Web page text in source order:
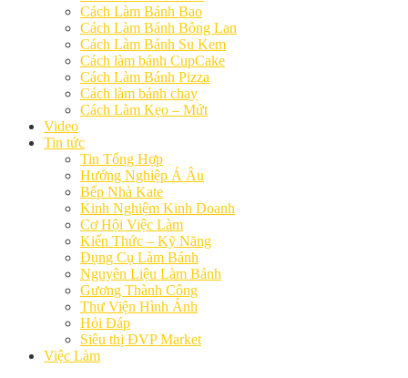
Cách Làm Bánh Bao
Cách Làm Bánh Bông Lan
Cách Làm Bánh Su Kem
Cách làm bánh CupCake
Cách Làm Bánh Pizza
Cách làm bánh chay
Cách Làm Kẹo – Mứt
Video
Tin tức
Tin Tổng Hợp
Hướng Nghiệp Á Âu
Bếp Nhà Kate
Kinh Nghiệm Kinh Doanh
Cơ Hội Việc Làm
Kiến Thức – Kỹ Năng
Dụng Cụ Làm Bánh
Nguyên Liệu Làm Bánh
Gương Thành Công
Thư Viện Hình Ảnh
Hỏi Đáp
Siêu thị ĐVP Market
Việc Làm